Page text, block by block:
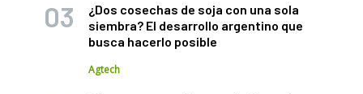
¿Dos cosechas de soja con una sola
siembra? El desarrollo argentino que
busca hacerlo posible
Agtech